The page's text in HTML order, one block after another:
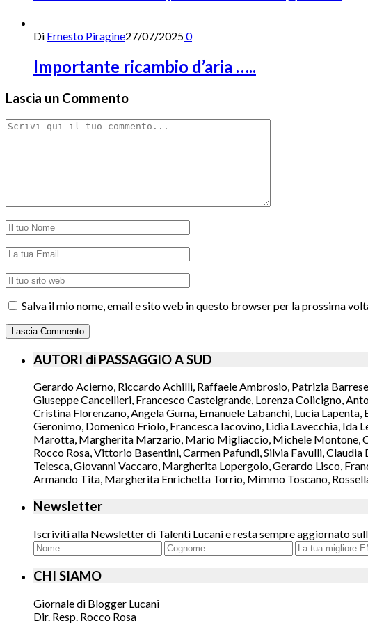
Di Ernesto Piragine27/07/20250
Importante ricambio d’aria …..
Lascia un Commento
Salva il mio nome, email e sito web in questo browser per la prossima
AUTORI di PASSAGGIO A SUD
Gerardo Acierno, Riccardo Achilli, Raffaele Ambrosio, Patrizia
Giuseppe Cancellieri, Francesco Castelgrande, Lorenza Colicigno,
Cristina Florenzano, Angela Guma, Emanuele Labanchi, Lucia
Geronimo, Domenico Friolo, Francesca Iacovino, Lidia Lavecchia,
Marotta, Margherita Marzario, Mario Migliaccio, Michele Montone,
Rocco Rosa, Vittorio Basentini, Carmen Pafundi, Silvia Favulli,
Telesca, Giovanni Vaccaro, Margherita Lopergolo, Gerardo Lisco,
Armando Tita, Margherita Enrichetta Torrio, Mimmo Toscano,
Newsletter
Iscriviti alla Newsletter di Talenti Lucani e resta sempre aggiornato
CHI SIAMO
Giornale di Blogger Lucani
Dir. Resp. Rocco Rosa